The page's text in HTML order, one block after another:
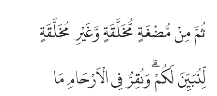
ثُمَّ مِنْ مُّضْغَةٍ مُّخَلَّقَةٍ وَّغَيْرِ مُخَلَّقَةٍ
لِّنُبَيِّنَ لَكُمْۗ وَنُقِرُّ فِى الْاَرْحَامِ مَا